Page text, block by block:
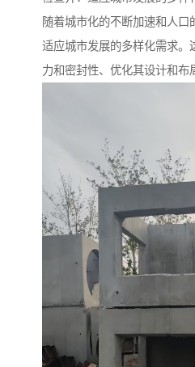
随着城市化的不断加速和人口
适应城市发展的多样化需求。
力和密封性、优化其设计和布